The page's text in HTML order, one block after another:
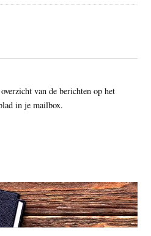
van de berichten op het
in je mailbox.